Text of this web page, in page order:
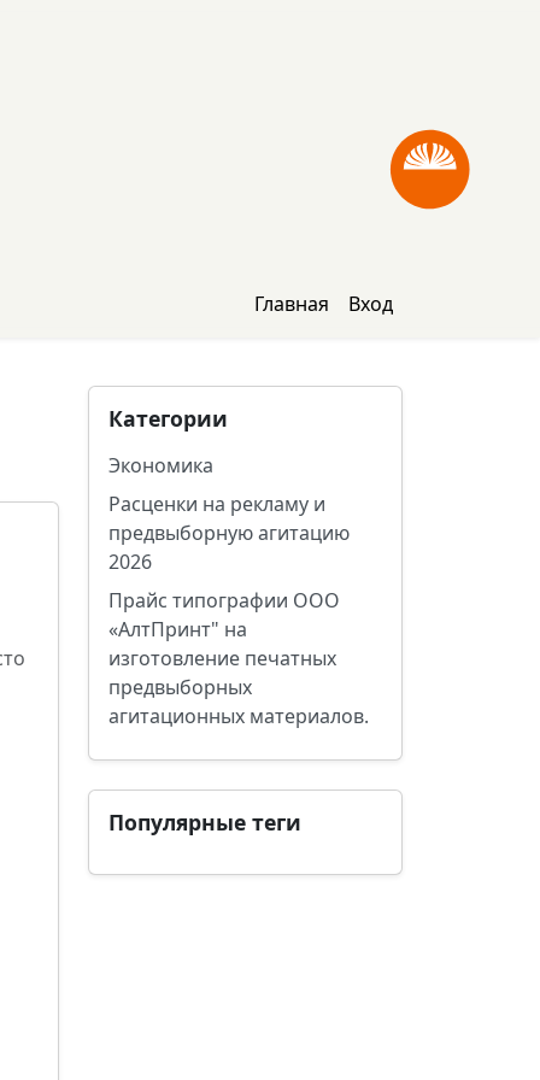
Главная Вход
Категории
Экономика
Расценки на рекламу и
предвыборную агитацию
2026
Прайс типографии ООО
«АлтПринт" на
изготовление печатных
предвыборных
агитационных материалов.
Популярные теги